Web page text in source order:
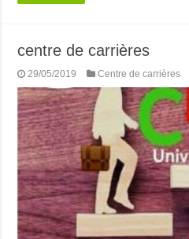
centre de carrières
29/05/2019 Centre de carrières